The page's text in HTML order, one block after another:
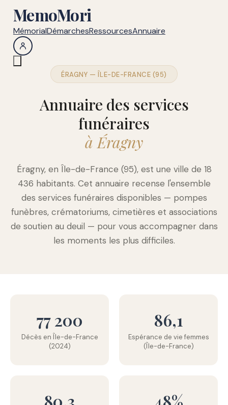
MemoMori
MémorialDémarchesRessourcesAnnuaire
ÉRAGNY — ÎLE-DE-FRANCE (95)
Annuaire des services
funéraires
à Éragny
Éragny, en Île-de-France (95), est une ville de 18
436 habitants. Cet annuaire recense l'ensemble
des services funéraires disponibles — pompes
funèbres, crématoriums, cimetières et associations
de soutien au deuil — pour vous accompagner dans
les moments les plus difficiles.
77 200
Décès en Île-de-France
(2024)
86,1
Espérance de vie femmes
(Île-de-France)